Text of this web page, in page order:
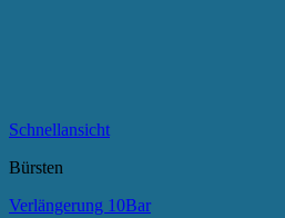
Schnellansicht
Bürsten
Verlängerung 10Bar